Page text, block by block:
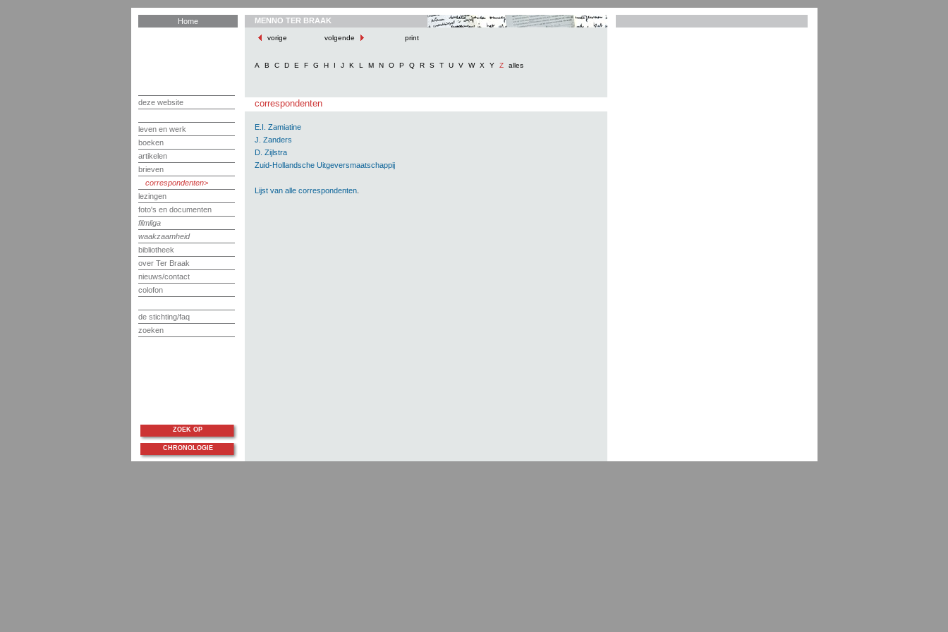
Home
deze website
leven en werk
boeken
artikelen
brieven
correspondenten
lezingen
foto's en documenten
filmliga
waakzaamheid
bibliotheek
over Ter Braak
nieuws/contact
colofon
de stichting/faq
zoeken
MENNO TER BRAAK
vorige volgende print
A B C D E F G H I J K L M N O P Q R S T U V W X Y Z alles
correspondenten
E.I. Zamiatine
J. Zanders
D. Zijlstra
Zuid-Hollandsche Uitgeversmaatschappij
Lijst van alle correspondenten.
ZOEK OP
CHRONOLOGIE